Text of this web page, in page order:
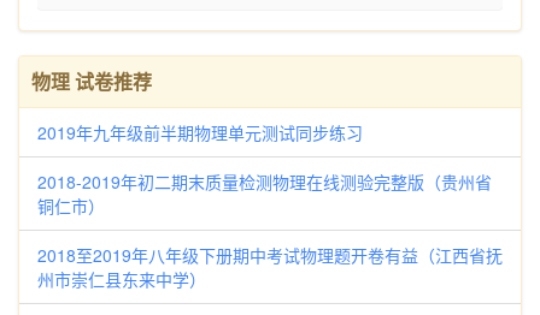
物理 试卷推荐
2019年九年级前半期物理单元测试同步练习
2018-2019年初二期末质量检测物理在线测验完整版（贵州省
铜仁市）
2018至2019年八年级下册期中考试物理题开卷有益（江西省抚
州市崇仁县东来中学）